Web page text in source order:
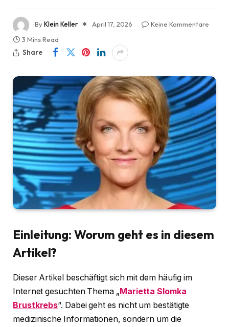
ByKlein Keller April 17, 2026
Keine Kommentare
3 Mins Read
Share
Einleitung: Worum geht es in diesem
Artikel?
Dieser Artikel beschäftigt sich mit dem häufig im
Internet gesuchten Thema „Marietta Slomka
Brustkrebs“. Dabei geht es nicht um bestätigte
medizinische Informationen, sondern um die